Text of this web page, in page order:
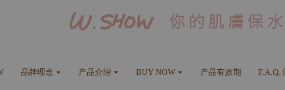
品牌理念 产品介绍 BUY NOW 产品有效期 F.A.Q.